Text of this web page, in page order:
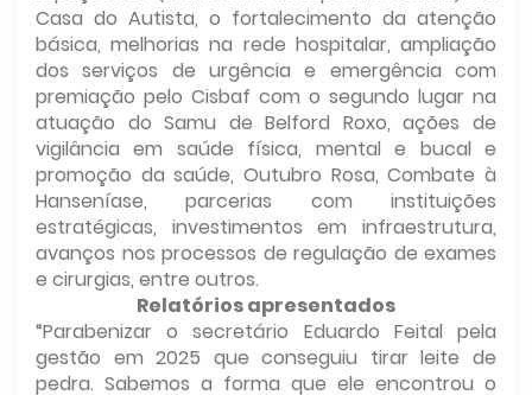
Casa do Autista, o fortalecimento da atenção
básica, melhorias na rede hospitalar, ampliação
dos serviços de urgência e emergência com
premiação pelo Cisbaf com o segundo lugar na
atuação do Samu de Belford Roxo, ações de
vigilância em saúde física, mental e bucal e
promoção da saúde, Outubro Rosa, Combate à
Hanseníase, parcerias com instituições
estratégicas, investimentos em infraestrutura,
avanços nos processos de regulação de exames
e cirurgias, entre outros.
Relatórios apresentados
“Parabenizar o secretário Eduardo Feital pela
gestão em 2025 que conseguiu tirar leite de
pedra. Sabemos a forma que ele encontrou o